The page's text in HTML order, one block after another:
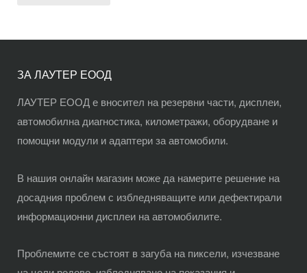
ЗА ЛАУТЕР ЕООД
ЛАУТЕР ЕООД е вносител на резервни части, дисплеи,
автомобилна диагностика, километражи, оборудване и
помощни модули и адаптери за автомобили.
В нашия онлайн магазинможе да намерите решение на
досадния проблем с избледняващите или дефектирали
информационни дисплеи на автомобилите.
Проблемите се състоят в загуба на пиксели, изчезване